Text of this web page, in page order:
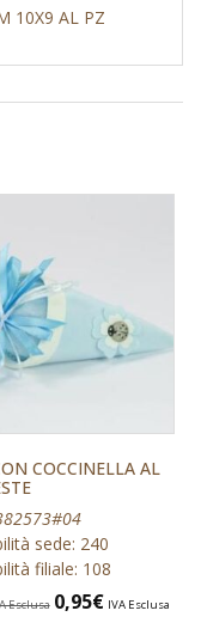
10X9 AL PZ
COCCINELLA AL
sede: 240
filiale: 108
Esclusa 0,95€ IVA Esclusa